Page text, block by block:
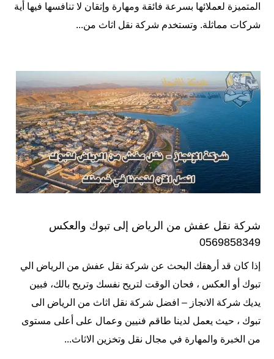
المتميزة لعملائها بسرعة فائقة ومهارة وإتقان لا تنافسها فيها أية
شركات مماثلة. وتستخدم شركة نقل اثاث من...
شركة نقل عفش من الرياض إلى تبوك والعكس
0569858349
إذا كان قد أرهقك البحث عن شركة نقل عفش من الرياض الي
تبوك أو العكس ، فحان الوقت لتريح نفسك وتريح بالك، فبين
يديك شركة الانجاز – افضل شركة نقل اثاث من الرياض الى
تبوك ، حيث يعمل لدينا طاقم فنيين وعمال على أعلى مستوى
من الخبرة والمهارة في مجال نقل وتخزين الاثاث...